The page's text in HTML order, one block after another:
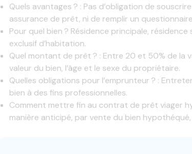
Quels avantages ? : Pas d’obligation de
assurance de prêt, ni de remplir un
Pour quel bien ? Résidence principale,
exclusif d’habitation.
Quel montant de prêt ? : Entre 20 et 50% de la
valeur du bien, l’âge et le sexe du propriétaire.
Quelles obligations pour l’emprunteur ? :
bien à des fins professionnelles.
Comment mettre fin au contrat de prêt viager
manière anticipé, par vente du bien